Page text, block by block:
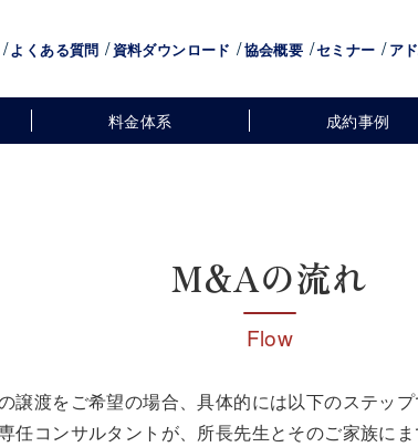
よくある質問 資料ダウンロード 協会概要 セミナー ア
料金体系 成約事例
M&Aの流れ
Flow
譲渡をご希望の場合、具体的には以下のステップ
任コンサルタントが、所長先生とそのご家族にま